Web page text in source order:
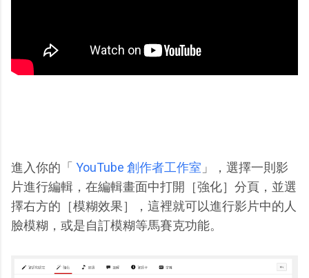
進入你的「 YouTube 創作者工作室 」，選擇一則影
片進行編輯，在編輯畫面中打開［強化］分頁，並選
擇右方的［模糊效果］，這裡就可以進行影片中的人
臉模糊，或是自訂模糊等馬賽克功能。